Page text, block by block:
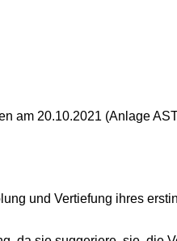
am 20.10.2021 (Anlage
und Vertiefung ihres